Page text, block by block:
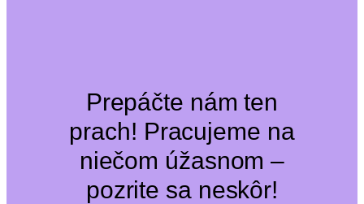
Prepáčte nám ten
prach! Pracujeme na
niečom úžasnom –
pozrite sa neskôr!